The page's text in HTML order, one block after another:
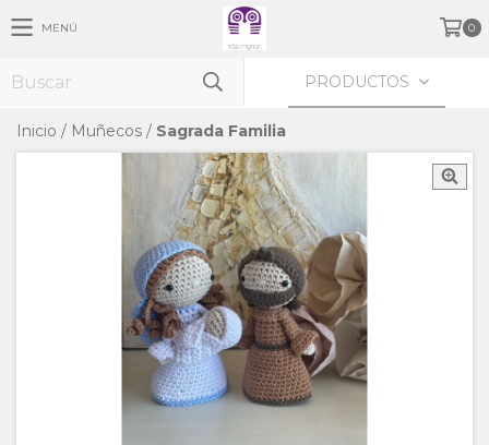
MENÚ 0
PRODUCTOS
Inicio / Muñecos / Sagrada Familia